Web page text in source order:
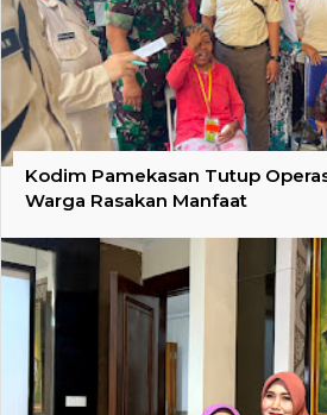
Kodim Pamekasan Tutup
Warga Rasakan Manfaat